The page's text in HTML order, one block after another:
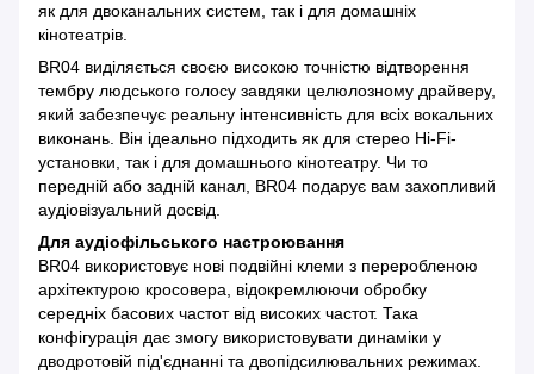
як для двоканальних систем, так і для домашніх
кінотеатрів.
BR04 виділяється своєю високою точністю відтворення
тембру людського голосу завдяки целюлозному драйверу,
який забезпечує реальну інтенсивність для всіх вокальних
виконань. Він ідеально підходить як для стерео Hi-Fi-
установки, так і для домашнього кінотеатру. Чи то
передній або задній канал, BR04 подарує вам захопливий
аудіовізуальний досвід.
Для аудіофільського настроювання
BR04 використовує нові подвійні клеми з переробленою
архітектурою кросовера, відокремлюючи обробку
середніх басових частот від високих частот. Така
конфігурація дає змогу використовувати динаміки у
дводротовій під'єднанні та двопідсилювальних режимах.